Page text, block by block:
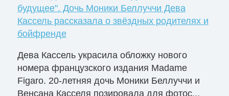
будущее". Дочь Моники Беллуччи Дева
Кассель рассказала о звёздных родителях и
бойфренде
Дева Кассель украсила обложку нового
номера французского издания Madame
Figaro. 20-летняя дочь Моники Беллуччи и
Венсана Касселя позировала для фотос...